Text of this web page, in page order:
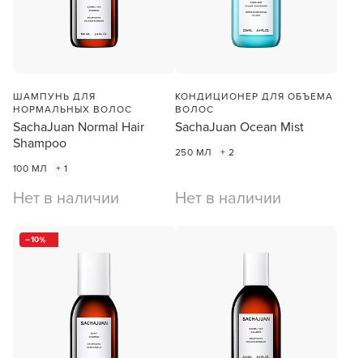
ШАМПУНЬ ДЛЯ
НОРМАЛЬНЫХ ВОЛОС
SachaJuan Normal Hair
Shampoo
100 МЛ + 1
Нет в наличии
КОНДИЦИОНЕР ДЛЯ ОБЪЕМА
ВОЛОС
SachaJuan Ocean Mist
250 МЛ + 2
Нет в наличии
10